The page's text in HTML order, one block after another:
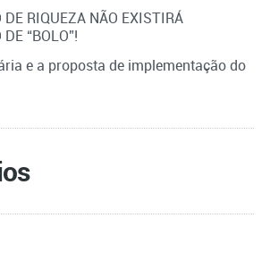
DE RIQUEZA NÃO EXISTIRÁ
“BOLO”!
e a proposta de implementação do